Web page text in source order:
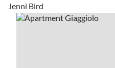
Jenni Bird